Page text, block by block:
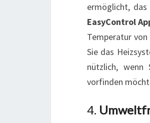
ermöglicht,
EasyControl
Temperatur
Sie das
nützlich, wenn
vorfinden
4.